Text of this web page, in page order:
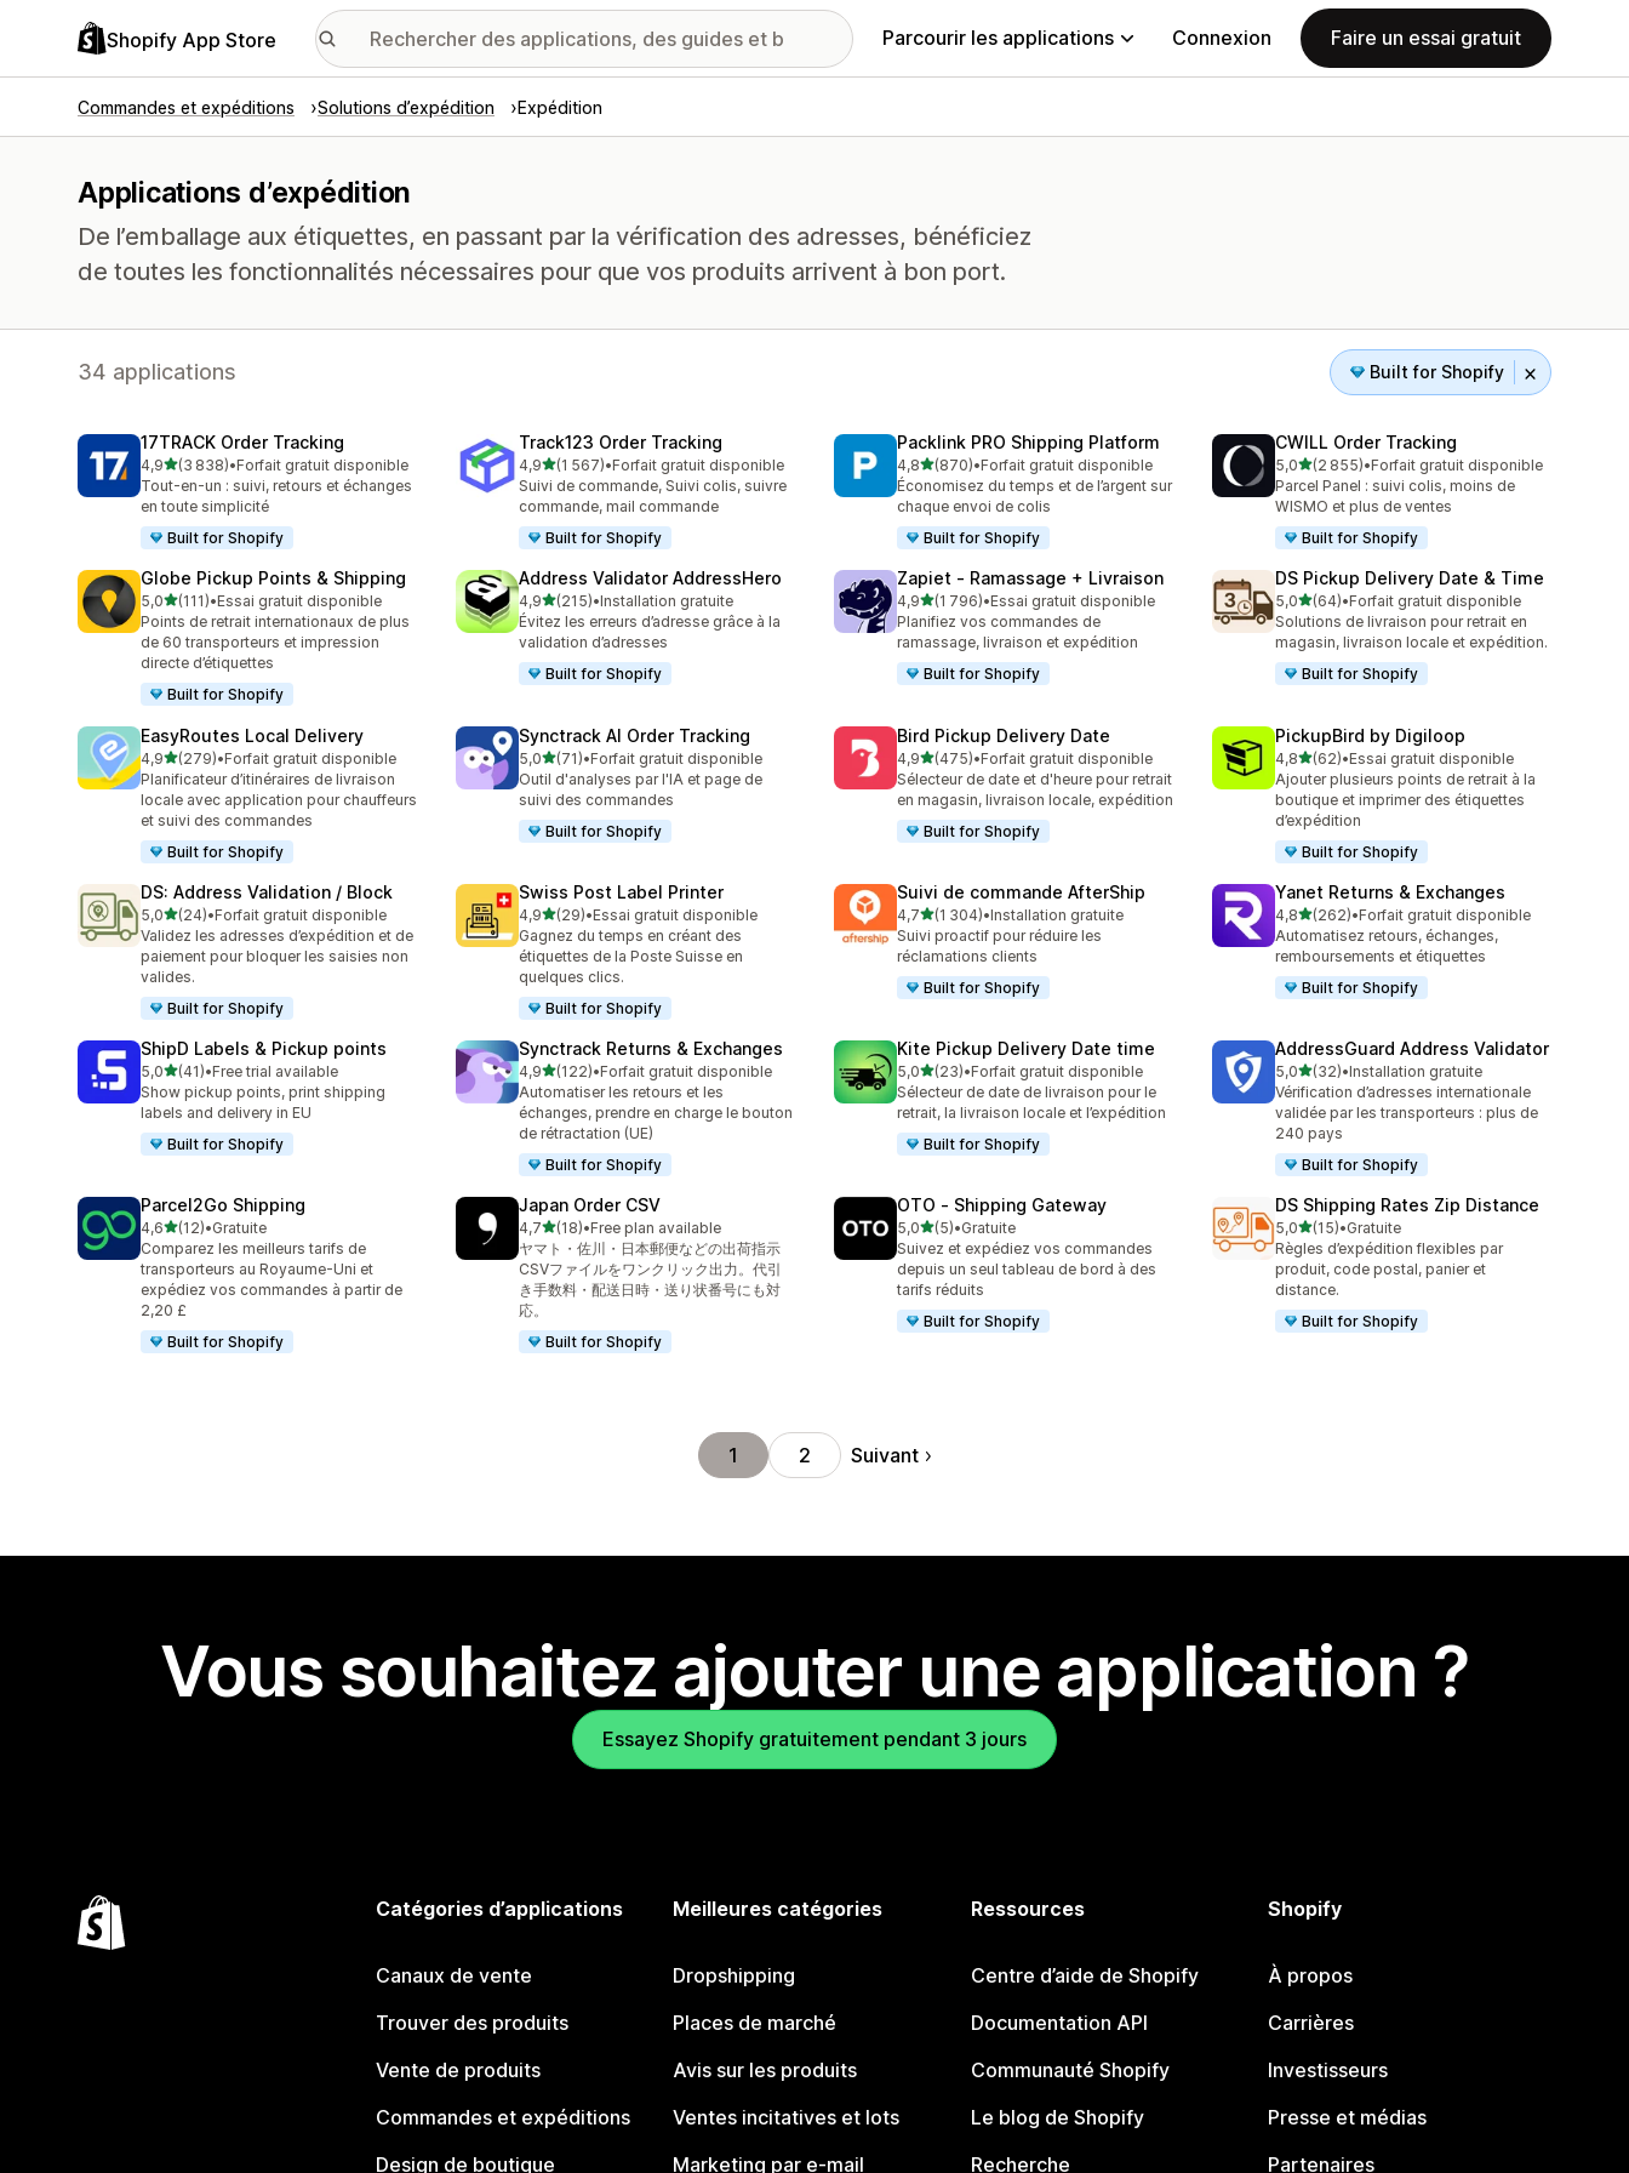
Shopify App Store Parcourir les applications Connexion Faire un essai gratuit
Commandes et expéditions Solutions d’expédition Expédition
Applications d’expédition
De l’emballage aux étiquettes, en passant par la vérification des adresses, bénéficiez
de toutes les fonctionnalités nécessaires pour que vos produits arrivent à bon port.
34 applications Built for Shopify
17TRACK Order Tracking
4,9étoile(s) sur 5
(3 838)
3838 avis au total
•Forfait gratuit disponible
Tout-en-un : suivi, retours et échanges
en toute simplicité
Built for Shopify
Track123 Order Tracking
4,9étoile(s) sur 5
(1 567)
1567 avis au total
•Forfait gratuit disponible
Suivi de commande, Suivi colis, suivre
commande, mail commande
Built for Shopify
Packlink PRO Shipping Platform
4,8étoile(s) sur 5
(870)
870 avis au total
•Forfait gratuit disponible
Économisez du temps et de l’argent sur
chaque envoi de colis
Built for Shopify
CWILL Order Tracking
5,0étoile(s) sur 5
(2 855)
2855 avis au total
•Forfait gratuit disponible
Parcel Panel : suivi colis, moins de
WISMO et plus de ventes
Built for Shopify
Globe Pickup Points & Shipping
5,0étoile(s) sur 5
(111)
111 avis au total
•Essai gratuit disponible
Points de retrait internationaux de plus
de 60 transporteurs et impression
directe d’étiquettes
Built for Shopify
Address Validator AddressHero
4,9étoile(s) sur 5
(215)
215 avis au total
•Installation gratuite
Évitez les erreurs d’adresse grâce à la
validation d’adresses
Built for Shopify
Zapiet ‑ Ramassage + Livraison
4,9étoile(s) sur 5
(1 796)
1796 avis au total
•Essai gratuit disponible
Planifiez vos commandes de
ramassage, livraison et expédition
Built for Shopify
DS Pickup Delivery Date & Time
5,0étoile(s) sur 5
(64)
64 avis au total
•Forfait gratuit disponible
Solutions de livraison pour retrait en
magasin, livraison locale et expédition.
Built for Shopify
EasyRoutes Local Delivery
4,9étoile(s) sur 5
(279)
279 avis au total
•Forfait gratuit disponible
Planificateur d’itinéraires de livraison
locale avec application pour chauffeurs
et suivi des commandes
Built for Shopify
Synctrack AI Order Tracking
5,0étoile(s) sur 5
(71)
71 avis au total
•Forfait gratuit disponible
Outil d'analyses par l'IA et page de
suivi des commandes
Built for Shopify
Bird Pickup Delivery Date
4,9étoile(s) sur 5
(475)
475 avis au total
•Forfait gratuit disponible
Sélecteur de date et d'heure pour retrait
en magasin, livraison locale, expédition
Built for Shopify
PickupBird by Digiloop
4,8étoile(s) sur 5
(62)
62 avis au total
•Essai gratuit disponible
Ajouter plusieurs points de retrait à la
boutique et imprimer des étiquettes
d’expédition
Built for Shopify
DS: Address Validation / Block
5,0étoile(s) sur 5
(24)
24 avis au total
•Forfait gratuit disponible
Validez les adresses d’expédition et de
paiement pour bloquer les saisies non
valides.
Built for Shopify
Swiss Post Label Printer
4,9étoile(s) sur 5
(29)
29 avis au total
•Essai gratuit disponible
Gagnez du temps en créant des
étiquettes de la Poste Suisse en
quelques clics.
Built for Shopify
Suivi de commande AfterShip
4,7étoile(s) sur 5
(1 304)
1304 avis au total
•Installation gratuite
Suivi proactif pour réduire les
réclamations clients
Built for Shopify
Yanet Returns & Exchanges
4,8étoile(s) sur 5
(262)
262 avis au total
•Forfait gratuit disponible
Automatisez retours, échanges,
remboursements et étiquettes
Built for Shopify
ShipD Labels & Pickup points
5,0étoile(s) sur 5
(41)
41 avis au total
•Free trial available
Show pickup points, print shipping
labels and delivery in EU
Built for Shopify
Synctrack Returns & Exchanges
4,9étoile(s) sur 5
(122)
122 avis au total
•Forfait gratuit disponible
Automatiser les retours et les
échanges, prendre en charge le bouton
de rétractation (UE)
Built for Shopify
Kite Pickup Delivery Date time
5,0étoile(s) sur 5
(23)
23 avis au total
•Forfait gratuit disponible
Sélecteur de date de livraison pour le
retrait, la livraison locale et l’expédition
Built for Shopify
AddressGuard Address Validator
5,0étoile(s) sur 5
(32)
32 avis au total
•Installation gratuite
Vérification d’adresses internationale
validée par les transporteurs : plus de
240 pays
Built for Shopify
Parcel2Go Shipping
4,6étoile(s) sur 5
(12)
12 avis au total
•Gratuite
Comparez les meilleurs tarifs de
transporteurs au Royaume-Uni et
expédiez vos commandes à partir de
2,20 £
Built for Shopify
Japan Order CSV
4,7étoile(s) sur 5
(18)
18 avis au total
•Free plan available
ヤマト・佐川・日本郵便などの出荷指示
CSVファイルをワンクリック出力。代引
き手数料・配送日時・送り状番号にも対
応。
Built for Shopify
OTO ‑ Shipping Gateway
5,0étoile(s) sur 5
(5)
5 avis au total
•Gratuite
Suivez et expédiez vos commandes
depuis un seul tableau de bord à des
tarifs réduits
Built for Shopify
DS Shipping Rates Zip Distance
5,0étoile(s) sur 5
(15)
15 avis au total
•Gratuite
Règles d’expédition flexibles par
produit, code postal, panier et
distance.
Built for Shopify
1 2 Suivant
Vous souhaitez ajouter une application ?
Essayez Shopify gratuitement pendant 3 jours
Catégories d’applications
Canaux de vente
Trouver des produits
Vente de produits
Commandes et expéditions
Design de boutique
Meilleures catégories
Dropshipping
Places de marché
Avis sur les produits
Ventes incitatives et lots
Marketing par e-mail
Ressources
Centre d’aide de Shopify
Documentation API
Communauté Shopify
Le blog de Shopify
Recherche
Shopify
À propos
Carrières
Investisseurs
Presse et médias
Partenaires